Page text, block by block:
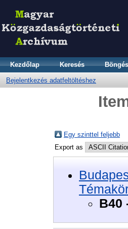
Kezdőlap Keresés
Bejelentkezés adatfeltöltéshez
Egy szinttel feljebb
Export as
B40